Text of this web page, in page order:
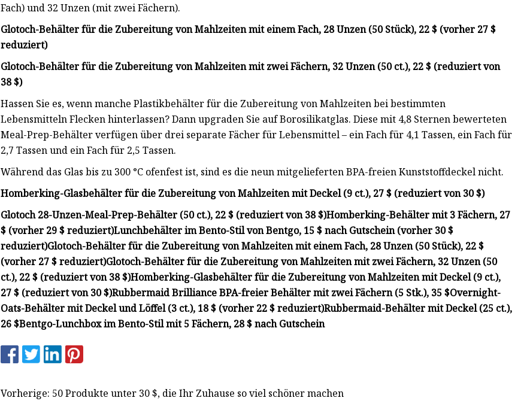
Fach) und 32 Unzen (mit zwei Fächern).
Glotoch-Behälter für die Zubereitung von Mahlzeiten mit einem Fach, 28 Unzen (50 Stück), 22 $ (vorher 27 $
reduziert)
Glotoch-Behälter für die Zubereitung von Mahlzeiten mit zwei Fächern, 32 Unzen (50 ct.), 22 $ (reduziert von
38 $)
Hassen Sie es, wenn manche Plastikbehälter für die Zubereitung von Mahlzeiten bei bestimmten
Lebensmitteln Flecken hinterlassen? Dann upgraden Sie auf Borosilikatglas. Diese mit 4,8 Sternen bewerteten
Meal-Prep-Behälter verfügen über drei separate Fächer für Lebensmittel – ein Fach für 4,1 Tassen, ein Fach für
2,7 Tassen und ein Fach für 2,5 Tassen.
Während das Glas bis zu 300 °C ofenfest ist, sind es die neun mitgelieferten BPA-freien Kunststoffdeckel nicht.
Homberking-Glasbehälter für die Zubereitung von Mahlzeiten mit Deckel (9 ct.), 27 $ (reduziert von 30 $)
Glotoch 28-Unzen-Meal-Prep-Behälter (50 ct.), 22 $ (reduziert von 38 $)Homberking-Behälter mit 3 Fächern, 27
$ (vorher 29 $ reduziert)Lunchbehälter im Bento-Stil von Bentgo, 15 $ nach Gutschein (vorher 30 $
reduziert)Glotoch-Behälter für die Zubereitung von Mahlzeiten mit einem Fach, 28 Unzen (50 Stück), 22 $
(vorher 27 $ reduziert)Glotoch-Behälter für die Zubereitung von Mahlzeiten mit zwei Fächern, 32 Unzen (50
ct.), 22 $ (reduziert von 38 $)Homberking-Glasbehälter für die Zubereitung von Mahlzeiten mit Deckel (9 ct.),
27 $ (reduziert von 30 $)Rubbermaid Brilliance BPA-freier Behälter mit zwei Fächern (5 Stk.), 35 $Overnight-
Oats-Behälter mit Deckel und Löffel (3 ct.), 18 $ (vorher 22 $ reduziert)Rubbermaid-Behälter mit Deckel (25 ct.),
26 $Bentgo-Lunchbox im Bento-Stil mit 5 Fächern, 28 $ nach Gutschein
Vorherige: 50 Produkte unter 30 $, die Ihr Zuhause so viel schöner machen